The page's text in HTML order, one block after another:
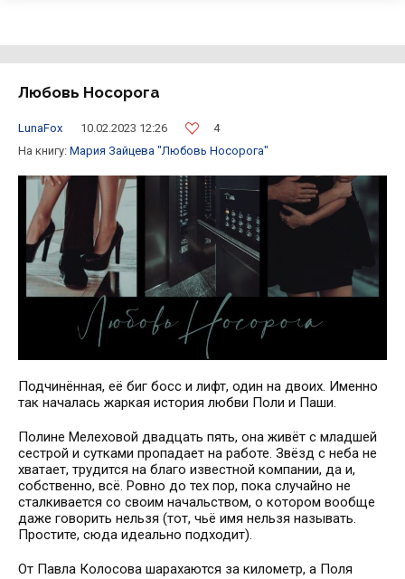
Любовь Носорога
LunaFox 10.02.2023 12:26
4
На книгу: Мария Зайцева "Любовь Носорога"
Подчинённая, её биг босс и лифт, один на двоих. Именно
так началась жаркая история любви Поли и Паши.
Полине Мелеховой двадцать пять, она живёт с младшей
сестрой и сутками пропадает на работе. Звёзд с неба не
хватает, трудится на благо известной компании, да и,
собственно, всё. Ровно до тех пор, пока случайно не
сталкивается со своим начальством, о котором вообще
даже говорить нельзя (тот, чьё имя нельзя называть.
Простите, сюда идеально подходит).
От Павла Колосова шарахаются за километр, а Поля